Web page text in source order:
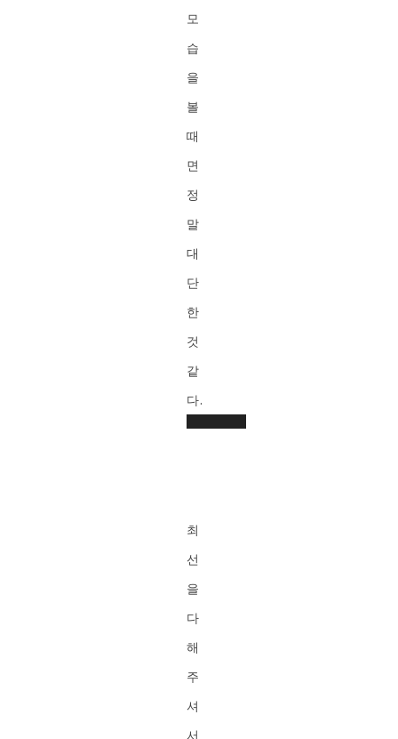
모
습
을
볼
때
면
정
말
대
단
한
것
같
다.
동
이
어
최
선
을
다
해
주
셔
서